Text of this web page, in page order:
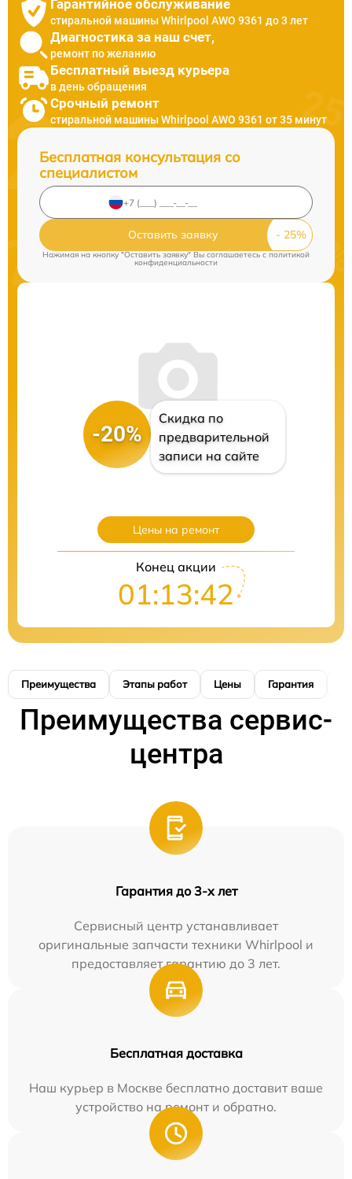
Гарантийное обслуживание
стиральной машины Whirlpool AWO 9361 до 3 лет
Диагностика за наш счет,
ремонт по желанию
Бесплатный выезд курьера
в день обращения
Срочный ремонт
стиральной машины Whirlpool AWO 9361 от 35 минут
Бесплатная консультация со
специалистом
Оставить заявку
Нажимая на кнопку "Оставить заявку" Вы соглашаетесь c политикой
конфиденциальности
-20%
Скидка по
предварительной
записи на сайте
Цены на ремонт
Конец акции
01:13:41
Преимущества Этапы работ Цены Гарантия
Преимущества сервис-
центра
Гарантия до 3-х лет
Сервисный центр устанавливает
оригинальные запчасти техники Whirlpool и
предоставляет гарантию до 3 лет.
Бесплатная доставка
Наш курьер в Москве бесплатно доставит ваше
устройство на ремонт и обратно.